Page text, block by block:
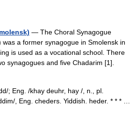
— The Choral Synagogue
was a former synagogue in Smolensk in
is used as a vocational school. There
synagogues and five Chadarim [1].
; Eng. /khay deuhr, hay /, n., pl.
, Eng. cheders. Yiddish. heder. * * * …